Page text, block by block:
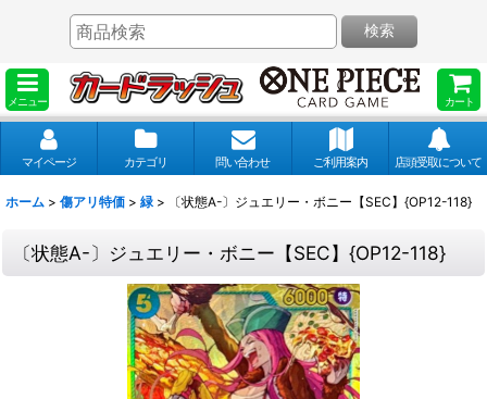
メニュー カート
検索
マイページ カテゴリ 問い合わせ ご利用案内 店頭受取について
ホーム > 傷アリ特価 > 緑 > 〔状態A-〕ジュエリー・ボニー【SEC】{OP12-118}
〔状態A-〕ジュエリー・ボニー【SEC】{OP12-118}